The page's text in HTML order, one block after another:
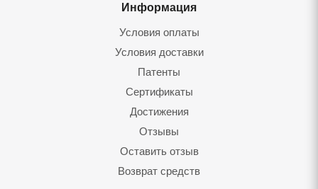
Информация
Условия оплаты
Условия доставки
Патенты
Сертификаты
Достижения
Отзывы
Оставить отзыв
Возврат средств